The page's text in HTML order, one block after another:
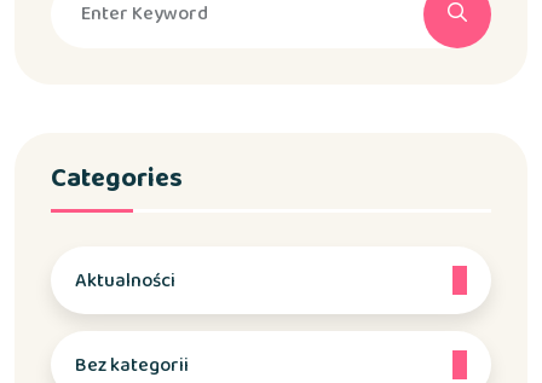
Categories
Aktualności
Bez kategorii